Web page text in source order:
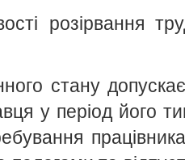
розірвання
стану
у період його